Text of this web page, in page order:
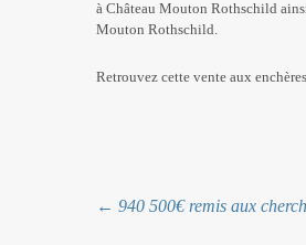
à Château Mouton Rothschild
Mouton Rothschild.
Retrouvez cette vente aux
← 940 500€ remis aux